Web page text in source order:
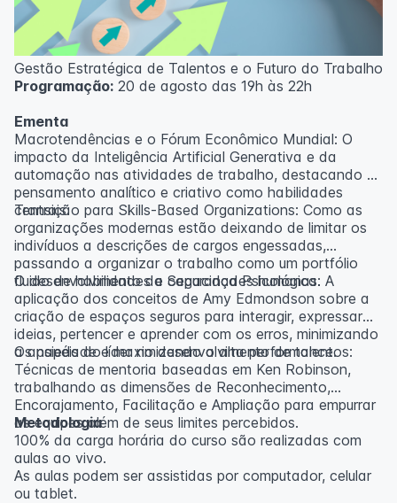
Gestão Estratégica de Talentos e o Futuro do Trabalho
Programação: 20 de agosto das 19h às 22h
Ementa
Macrotendências e o Fórum Econômico Mundial: O
impacto da Inteligência Artificial Generativa e da
automação nas atividades de trabalho, destacando o
pensamento analítico e criativo como habilidades
centrais.
Transição para Skills-Based Organizations: Como as
organizações modernas estão deixando de limitar os
indivíduos a descrições de cargos engessadas,
passando a organizar o trabalho como um portfólio
fluido de habilidades e capacidades humanas.
O desenvolvimento da Segurança Psicológica: A
aplicação dos conceitos de Amy Edmondson sobre a
criação de espaços seguros para interagir, expressar
ideias, pertencer e aprender com os erros, minimizando
a ansiedade e maximizando a alta performance.
Os papéis do líder no desenvolvimento de talentos:
Técnicas de mentoria baseadas em Ken Robinson,
trabalhando as dimensões de Reconhecimento,
Encorajamento, Facilitação e Ampliação para empurrar
as equipes além de seus limites percebidos.
Metodologia
100% da carga horária do curso são realizadas com
aulas ao vivo.
As aulas podem ser assistidas por computador, celular
ou tablet.